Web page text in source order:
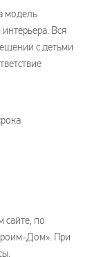
модель
Вся
с детьми
по
Дом». При